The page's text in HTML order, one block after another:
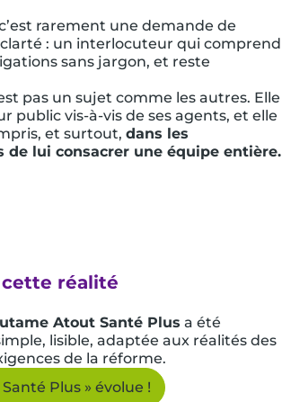
rarement une demande de
: un interlocuteur qui comprend
sans jargon, et reste
pas un sujet comme les autres. Elle
public vis-à-vis de ses agents, et elle
et surtout, dans les
de lui consacrer une équipe entière.
réalité
Atout Santé Plus a été
lisible, adaptée aux réalités des
de la réforme.
Plus » évolue !